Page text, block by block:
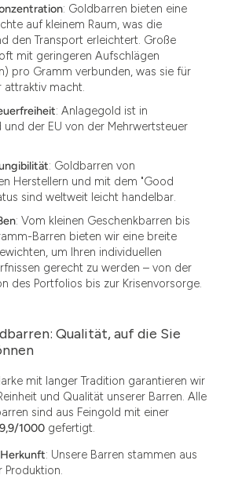
: Goldbarren bieten eine
auf kleinem Raum, was die
den Transport erleichtert. Große
mit geringeren Aufschlägen
pro Gramm verbunden, was sie für
attraktiv macht.
: Anlagegold ist in
und der EU von der Mehrwertsteuer
: Goldbarren von
Herstellern und mit dem "Good
sind weltweit leicht handelbar.
: Vom kleinen Geschenkbarren bis
Barren bieten wir eine breite
um Ihren individuellen
gerecht zu werden – von der
des Portfolios bis zur Krisenvorsorge.
Qualität, auf die Sie
mit langer Tradition garantieren wir
und Qualität unserer Barren. Alle
sind aus Feingold mit einer
1000 gefertigt.
: Unsere Barren stammen aus
Produktion.